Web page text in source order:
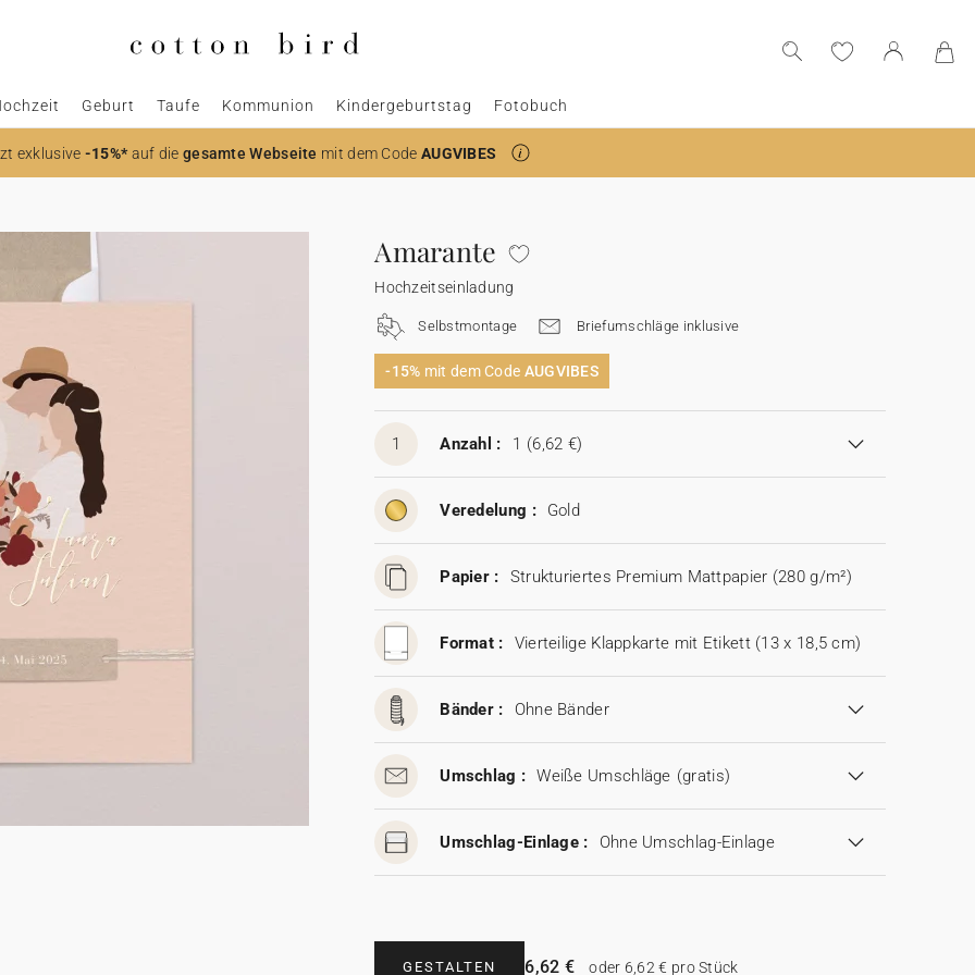
Geburt Taufe Kommunion Kindergeburtstag Fotobuch
exklusive -15%*auf die gesamte Webseite mit dem Code AUGVIBES
Amarante
Hochzeitseinladung
Selbstmontage Briefumschläge inklusive
-15% mit dem Code AUGVIBES
1 Anzahl : 1 (6,62 €)
Veredelung : Gold
Papier : Strukturiertes Premium Mattpapier (280 g/m²)
Format : Vierteilige Klappkarte mit Etikett (13 x 18,5 cm)
Bänder : Ohne Bänder
Umschlag : Weiße Umschläge (gratis)
Umschlag-Einlage : Ohne Umschlag-Einlage
GESTALTEN 6,62 € oder 6,62 € pro Stück